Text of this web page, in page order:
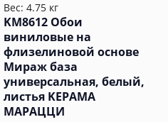
Вес: 4.75 кг
KM8612 Обои
виниловые на
флизелиновой основе
Мираж база
универсальная, белый,
листья KЕРАМА
МАРАЦЦИ